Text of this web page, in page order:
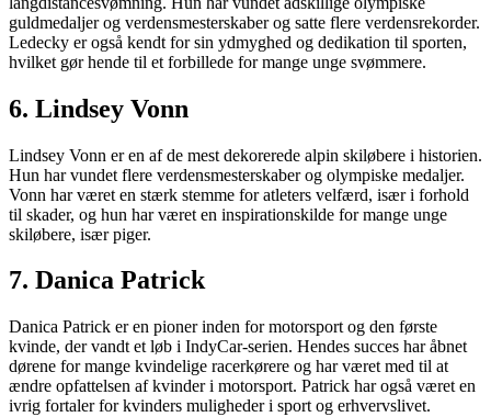
guldmedaljer og verdensmesterskaber og satte flere verdensrekorder.
Ledecky er også kendt for sin ydmyghed og dedikation til sporten,
hvilket gør hende til et forbillede for mange unge svømmere.
6. Lindsey Vonn
Lindsey Vonn er en af de mest dekorerede alpin skiløbere i historien.
Hun har vundet flere verdensmesterskaber og olympiske medaljer.
Vonn har været en stærk stemme for atleters velfærd, især i forhold
til skader, og hun har været en inspirationskilde for mange unge
skiløbere, især piger.
7. Danica Patrick
Danica Patrick er en pioner inden for motorsport og den første
kvinde, der vandt et løb i IndyCar-serien. Hendes succes har åbnet
dørene for mange kvindelige racerkørere og har været med til at
ændre opfattelsen af kvinder i motorsport. Patrick har også været en
ivrig fortaler for kvinders muligheder i sport og erhvervslivet.